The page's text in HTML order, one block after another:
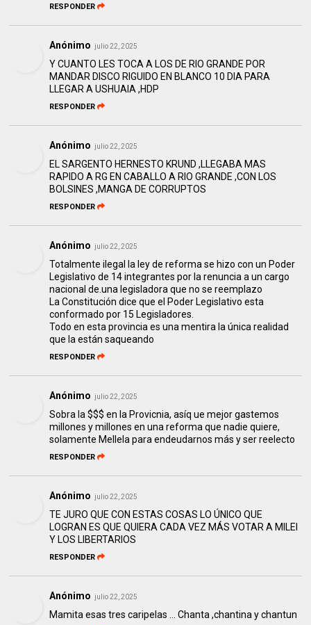
RESPONDER
Anónimo julio 22, 2025
Y CUANTO LES TOCA A LOS DE RIO GRANDE POR
MANDAR DISCO RIGUIDO EN BLANCO 10 DIA PARA
LLEGAR A USHUAIA ,HDP
RESPONDER
Anónimo julio 22, 2025
EL SARGENTO HERNESTO KRUND ,LLEGABA MAS
RAPIDO A RG EN CABALLO A RIO GRANDE ,CON LOS
BOLSINES ,MANGA DE CORRUPTOS
RESPONDER
Anónimo julio 22, 2025
Totalmente ilegal la ley de reforma se hizo con un Poder
Legislativo de 14 integrantes por la renuncia a un cargo
nacional de.una legisladora que no se reemplazo
La Constitución dice que el Poder Legislativo esta
conformado por 15 Legisladores.
Todo en esta provincia es una mentira la única realidad
que la están saqueando
RESPONDER
Anónimo julio 22, 2025
Sobra la $$$ en la Provicnia, asíq ue mejor gastemos
millones y millones en una reforma que nadie quiere,
solamente Mellela para endeudarnos más y ser reelecto
RESPONDER
Anónimo julio 22, 2025
TE JURO QUE CON ESTAS COSAS LO ÚNICO QUE
LOGRAN ES QUE QUIERA CADA VEZ MÁS VOTAR A MILEI
Y LOS LIBERTARIOS
RESPONDER
Anónimo julio 22, 2025
Mamita esas tres caripelas ... Chanta ,chantina y chantun